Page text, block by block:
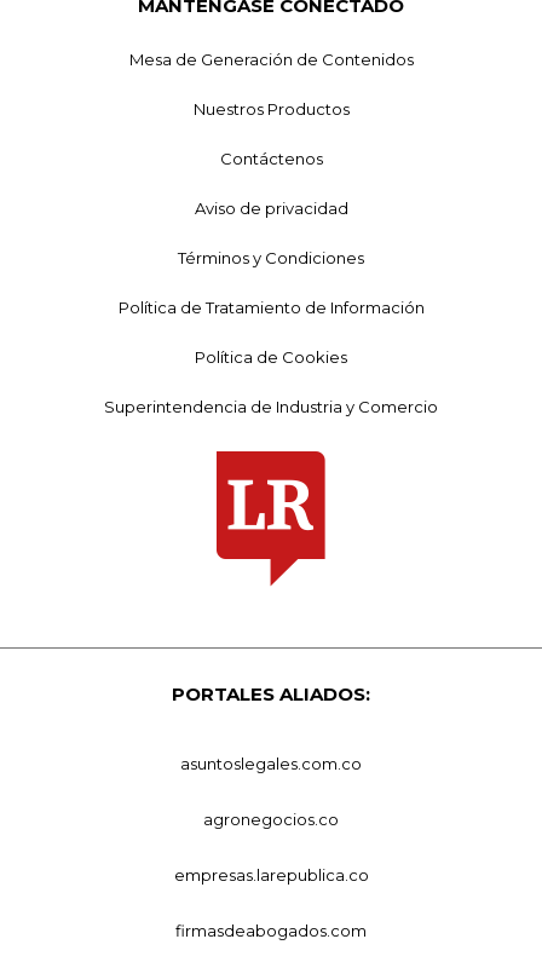
MANTÉNGASE CONECTADO
Mesa de Generación de Contenidos
Nuestros Productos
Contáctenos
Aviso de privacidad
Términos y Condiciones
Política de Tratamiento de Información
Política de Cookies
Superintendencia de Industria y Comercio
PORTALES ALIADOS:
asuntoslegales.com.co
agronegocios.co
empresas.larepublica.co
firmasdeabogados.com